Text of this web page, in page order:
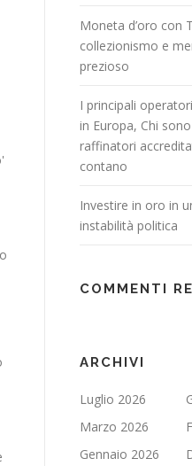
Moneta d’oro con
collezionismo e
prezioso
I principali
in Europa, Chi
raffinatori
contano
Investire in oro in
instabilità politica
COMMENTI
ARCHIVI
Luglio 2026
Marzo 2026
Gennaio 2026